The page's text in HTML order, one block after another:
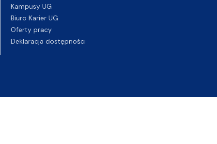
Kampusy UG
Biuro Karier UG
Oferty pracy
Deklaracja dostępności